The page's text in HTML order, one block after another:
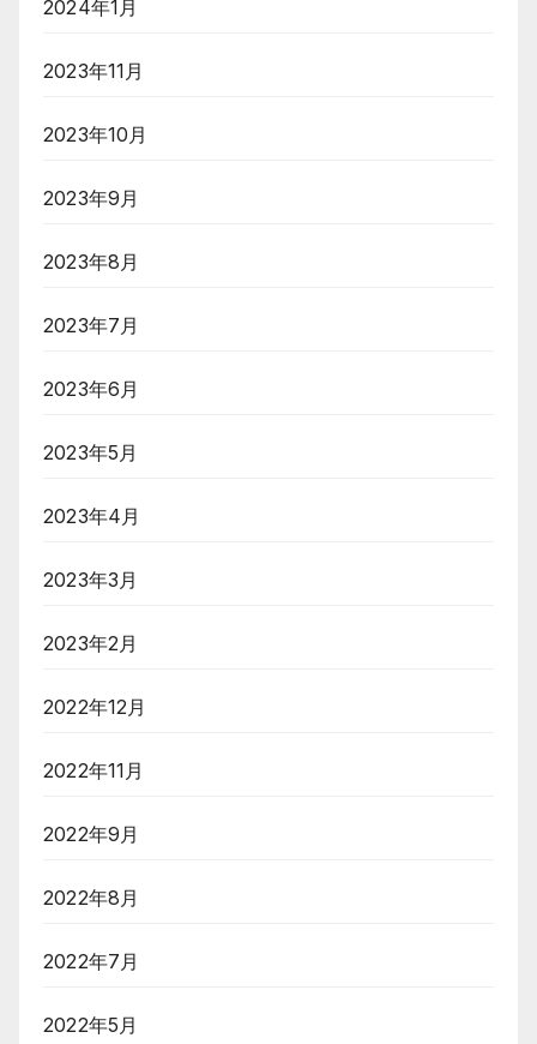
2024年1月
2023年11月
2023年10月
2023年9月
2023年8月
2023年7月
2023年6月
2023年5月
2023年4月
2023年3月
2023年2月
2022年12月
2022年11月
2022年9月
2022年8月
2022年7月
2022年5月